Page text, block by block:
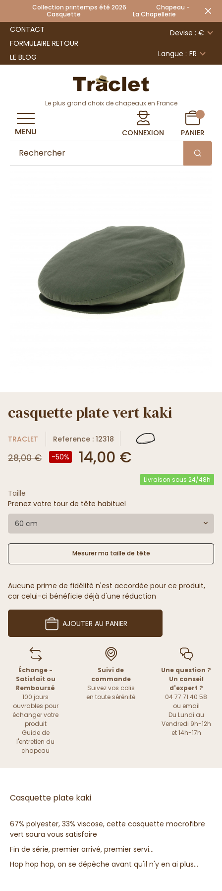
Collection printemps été 2026 Chapeau -
Casquette La Chapellerie
CONTACT
FORMULAIRE RETOUR
LE BLOG
Devise : €
Langue : FR
Le plus grand choix de chapeaux en France
CONNEXION PANIER
MENU
casquette plate vert kaki
TRACLET Reference : 12318
28,00 € -50% 14,00 €
Livraison sous 24/48h
Taille
Prenez votre tour de tête habituel
60 cm
Mesurer ma taille de tête
Aucune prime de fidélité n'est accordée pour ce produit,
car celui-ci bénéficie déjà d'une réduction
AJOUTER AU PANIER
Échange -
Satisfait ou
Remboursé
100 jours
ouvrables pour
échanger votre
produit
Guide de
l'entretien du
chapeau
Suivi de
commande
Suivez vos colis
en toute sérénité
Une question ?
Un conseil
d'expert ?
04 77 71 40 58
ou email
Du Lundi au
Vendredi 9h-12h
et 14h-17h
Casquette plate kaki
67% polyester, 33% viscose, cette casquette mocrofibre
vert saura vous satisfaire
Fin de série, premier arrivé, premier servi...
Hop hop hop, on se dépêche avant qu'il n'y en ai plus...